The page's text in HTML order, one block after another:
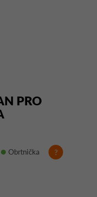
PRO
Obrtnička ?